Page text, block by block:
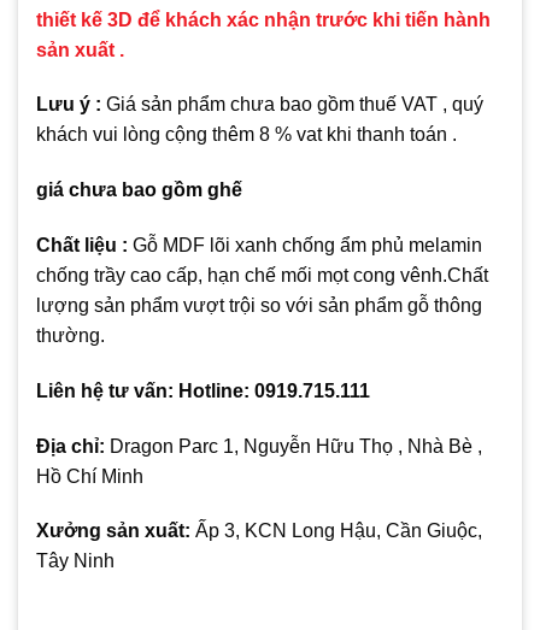
thiết kế 3D để khách xác nhận trước khi tiến hành
sản xuất .
Lưu ý : Giá sản phẩm chưa bao gồm thuế VAT , quý
khách vui lòng cộng thêm 8 % vat khi thanh toán .
giá chưa bao gồm ghế
Chất liệu : Gỗ MDF lõi xanh chống ẩm phủ melamin
chống trầy cao cấp, hạn chế mối mọt cong vênh.Chất
lượng sản phẩm vượt trội so với sản phẩm gỗ thông
thường.
Liên hệ tư vấn: Hotline: 0919.715.111
Địa chỉ: Dragon Parc 1, Nguyễn Hữu Thọ , Nhà Bè ,
Hồ Chí Minh
Xưởng sản xuất: Ấp 3, KCN Long Hậu, Cần Giuộc,
Tây Ninh